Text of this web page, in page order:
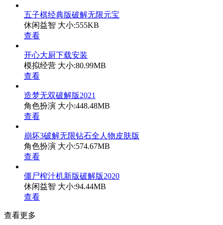
五子棋经典版破解无限元宝
休闲益智 大小:555KB
查看
开心大厨下载安装
模拟经营 大小:80.99MB
查看
造梦无双破解版2021
角色扮演 大小:448.48MB
查看
崩坏3破解无限钻石全人物皮肤版
角色扮演 大小:574.67MB
查看
僵尸榨汁机新版破解版2020
休闲益智 大小:94.44MB
查看
查看更多